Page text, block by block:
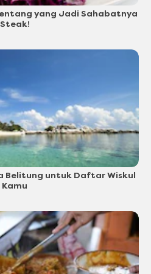
yang Jadi Sahabatnya
Steak!
Belitung untuk Daftar Wiskul
Kamu